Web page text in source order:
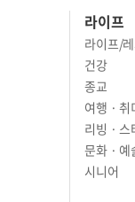
라이프
라이프/
건강
종교
여행 · 취
리빙 · 스
문화 · 예
시니어